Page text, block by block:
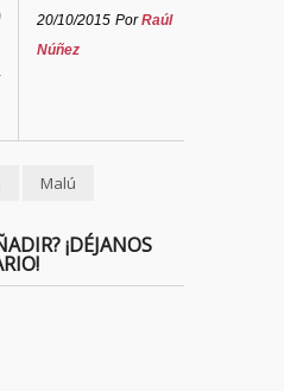
20/10/2015 PorRaúl
Núñez
Malú
¡DÉJANOS